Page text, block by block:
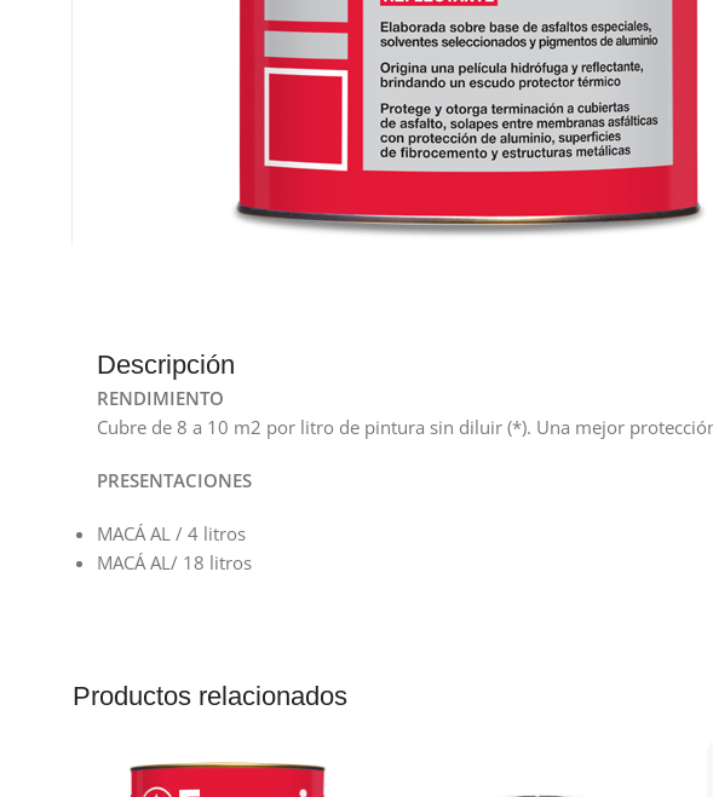
Descripción
RENDIMIENTO
Cubre de 8 a 10 m2 por litro de pintura sin diluir (*). Una mejor
PRESENTACIONES
MACÁ AL / 4 litros
MACÁ AL/ 18 litros
Productos relacionados